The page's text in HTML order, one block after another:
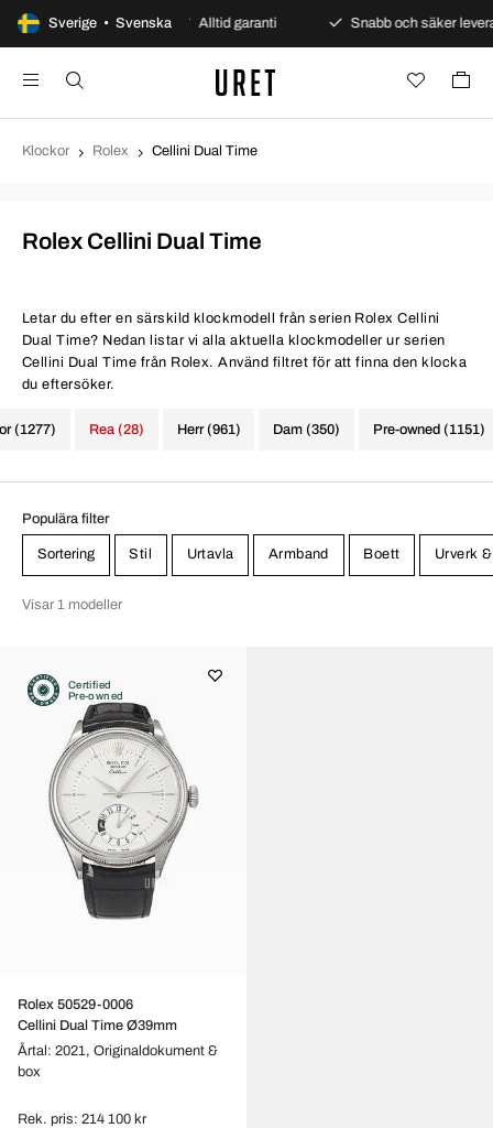
Sverige • Svenska
betalningar Alltid garanti Snabb och säker
Klockor Rolex Cellini Dual Time
Rolex Cellini Dual Time
Letar du efter en särskild klockmodell från serien Rolex Cellini
Dual Time? Nedan listar vi alla aktuella klockmodeller ur serien
Cellini Dual Time från Rolex. Använd filtret för att finna den klocka
du eftersöker.
(1277) Herr (961) Dam (350) Pre-owned (1151)
Rea (28)
Populära filter
Sortering Stil Urtavla Armband Boett Urverk
Visar 1 modeller
Certified
Pre-owned
Rolex 50529-0006
Cellini Dual Time Ø39mm
Årtal: 2021, Originaldokument &
box
Rek. pris: 214 100 kr